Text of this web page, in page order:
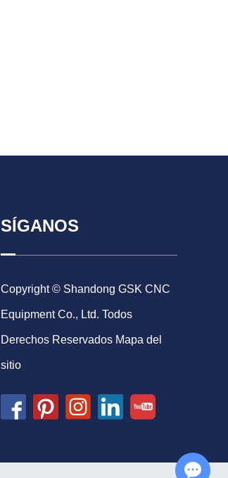
SÍGANOS
Copyright © Shandong GSK CNC
Equipment Co., Ltd. Todos
Derechos Reservados Mapa del
sitio
Chat with Us